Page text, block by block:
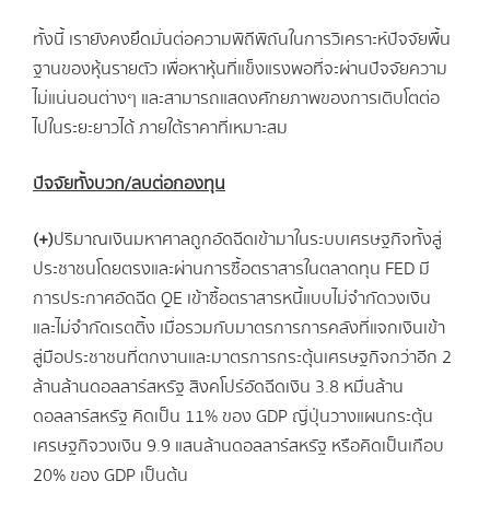
ทั้งนี้ เรายังคงยึดมั่นต่อความพิถีพิถันในการวิเคราะห์ปัจจัยพื้น
ฐานของหุ้นรายตัว เพื่อหาหุ้นที่แข็งแรงพอที่จะผ่านปัจจัยความ
ไม่แน่นอนต่างๆ และสามารถแสดงศักยภาพของการเติบโตต่อ
ไปในระยะยาวได้ ภายใต้ราคาที่เหมาะสม
ปัจจัยทั้งบวก/ลบต่อกองทุน
(+)ปริมาณเงินมหาศาลถูกอัดฉีดเข้ามาในระบบเศรษฐกิจทั้งสู่
ประชาชนโดยตรงและผ่านการซื้อตราสารในตลาดทุน FED มี
การประกาศอัดฉีด QE เข้าซื้อตราสารหนี้แบบไม่จำกัดวงเงิน
และไม่จำกัดเรตติ้ง เมื่อรวมกับมาตรการการคลังที่แจกเงินเข้า
สู่มือประชาชนที่ตกงานและมาตรการกระตุ้นเศรษฐกิจกว่าอีก 2
ล้านล้านดอลลาร์สหรัฐ สิงคโปร์อัดฉีดเงิน 3.8 หมื่นล้าน
ดอลลาร์สหรัฐ คิดเป็น 11% ของ GDP ญี่ปุ่นวางแผนกระตุ้น
เศรษฐกิจวงเงิน 9.9 แสนล้านดอลลาร์สหรัฐ หรือคิดเป็นเกือบ
20% ของ GDP เป็นต้น